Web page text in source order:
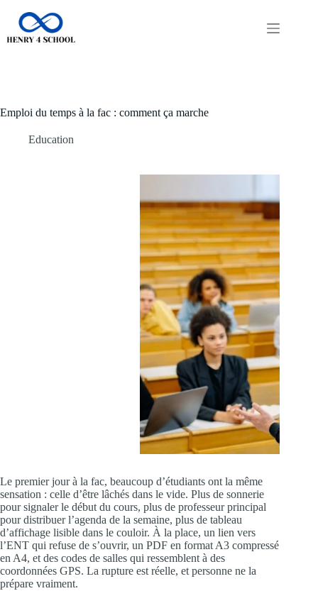
contenu
Emploi du temps à la fac : comment ça marche
Education
Le premier jour à la fac, beaucoup d’étudiants ont la même
sensation : celle d’être lâchés dans le vide. Plus de sonnerie
pour signaler le début du cours, plus de professeur principal
pour distribuer l’agenda de la semaine, plus de tableau
d’affichage lisible dans le couloir. À la place, un lien vers
l’ENT qui refuse de s’ouvrir, un PDF en format A3 compressé
en A4, et des codes de salles qui ressemblent à des
coordonnées GPS. La rupture est réelle, et personne ne la
prépare vraiment.